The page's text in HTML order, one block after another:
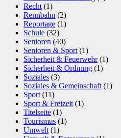
Recht (1)
Rennbahn (2)
Reportage (1)
Schule (32)
Senioren (40)
Senioren & Sport (1)
Sicherheit & Feuerwehr(1)
Sicherheit & Ordnung (1)
Soziales (3)
Soziales & Gemeinschaft (1)
Sport (11)
Sport & Freizeit (1)
Titelseite (1)
Tourismus (1)
Umwelt (1)